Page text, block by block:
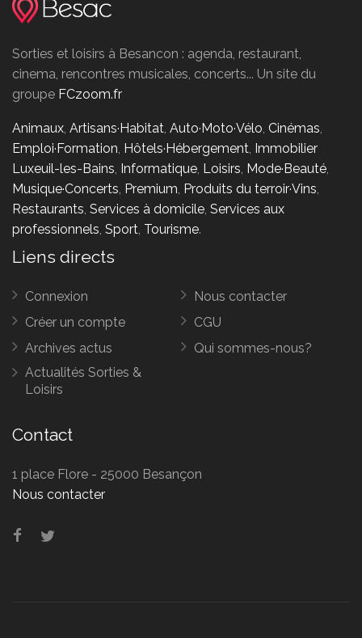
Sorties et loisirs à Besancon : agenda, restaurant,
cinema, rencontres musicales, concerts... Un site du
groupe FCzoom.fr
Animaux, Artisans·Habitat, Auto·Moto·Vélo, Cinémas,
Emploi·Formation, Hôtels·Hébergement, Immobilier
Luxeuil-les-Bains, Informatique, Loisirs, Mode·Beauté,
Musique·Concerts, Premium, Produits du terroir·Vins,
Restaurants, Services à domicile, Services aux
professionnels, Sport, Tourisme.
Liens directs
Connexion
Créer un compte
Archives actus
Actualités Sorties &
Loisirs
Nous contacter
CGU
Qui sommes-nous?
Contact
1 place Flore - 25000 Besançon
Nous contacter